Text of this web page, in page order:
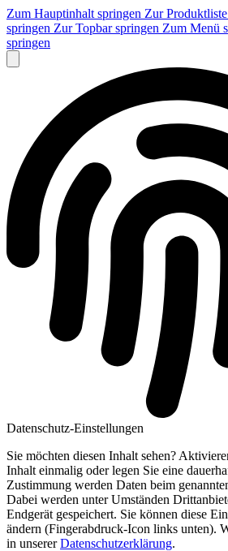
Zum Hauptinhalt springen Zur
springen Zur Topbar springen Zum Menü
springen
Datenschutz-Einstellungen
Sie möchten diesen Inhalt sehen?
Inhalt einmalig oder legen Sie eine
Zustimmung werden Daten beim
Dabei werden unter Umständen
Endgerät gespeichert. Sie können diese
ändern (Fingerabdruck-Icon links unten).
in unsererDatenschutzerklärung.